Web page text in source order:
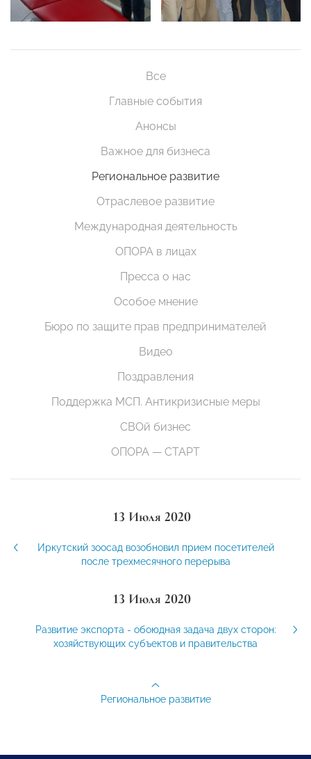
Все
Главные события
Анонсы
Важное для бизнеса
Региональное развитие
Отраслевое развитие
Международная деятельность
ОПОРА в лицах
Пресса о нас
Особое мнение
Бюро по защите прав предпринимателей
Видео
Поздравления
Поддержка МСП. Антикризисные меры
СВОй бизнес
ОПОРА — СТАРТ
13 Июля 2020
Иркутский зоосад возобновил прием посетителей
после трехмесячного перерыва
13 Июля 2020
Развитие экспорта - обоюдная задача двух сторон:
хозяйствующих субъектов и правительства
Региональное развитие